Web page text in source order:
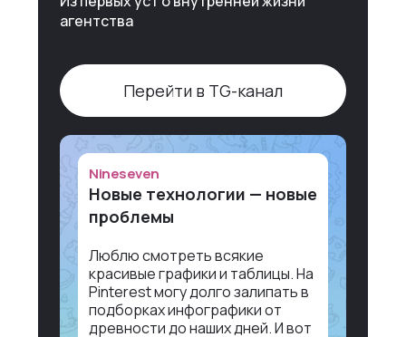
агентства
Перейти в TG-канал
Nineseven
Новые технологии — новые
проблемы
Люблю смотреть всякие
красивые графики и таблицы. На
Pinterest могу долго залипать в
подборках инфографики от
древности до наших дней. И вот